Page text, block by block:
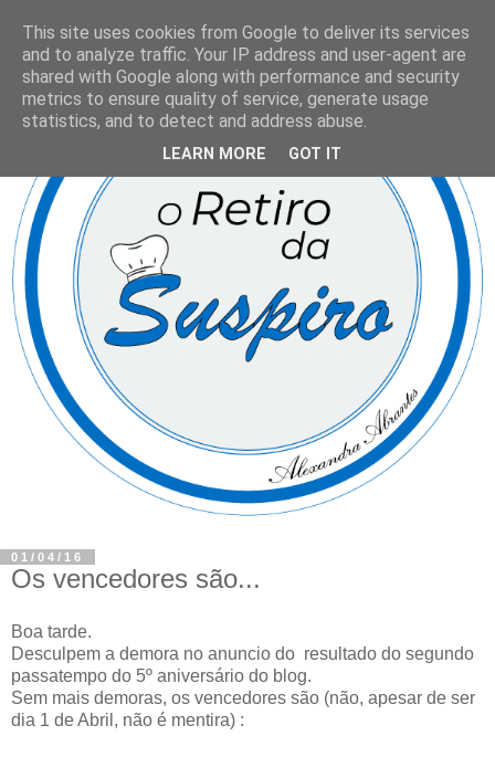
01/04/16
Os vencedores são...
Boa tarde.
Desculpem a demora no anuncio do resultado do segundo
passatempo do 5º aniversário do blog.
Sem mais demoras, os vencedores são (não, apesar de ser
dia 1 de Abril, não é mentira) :
This site uses cookies from Google to deliver its services
and to analyze traffic. Your IP address and user-agent are
shared with Google along with performance and security
metrics to ensure quality of service, generate usage
statistics, and to detect and address abuse.
LEARN MORE GOT IT